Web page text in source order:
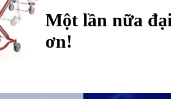
Một lần nữa
ơn!